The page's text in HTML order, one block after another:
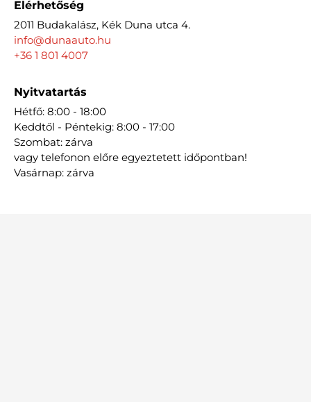
Elérhetőség
2011 Budakalász, Kék Duna utca 4.
info@dunaauto.hu
+36 1 801 4007
Nyitvatartás
Hétfő: 8:00 - 18:00
Keddtől - Péntekig: 8:00 - 17:00
Szombat: zárva
vagy telefonon előre egyeztetett időpontban!
Vasárnap: zárva